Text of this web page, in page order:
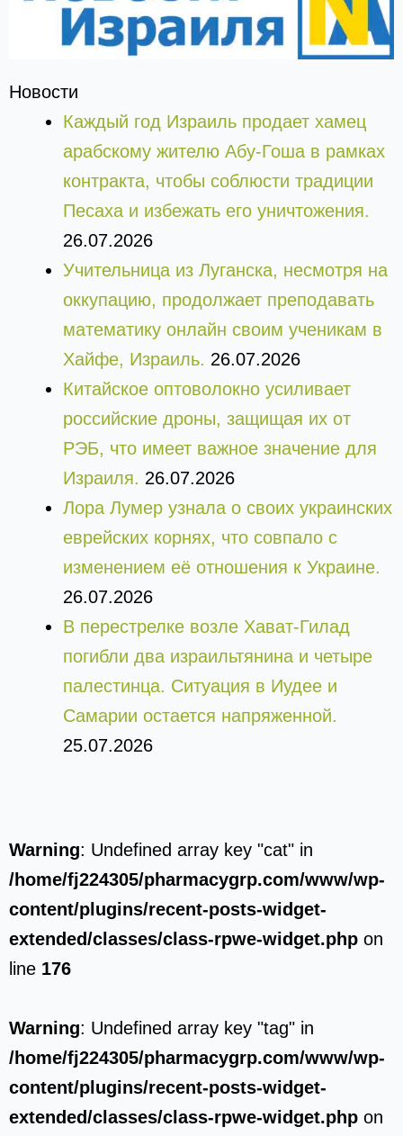
Новости
Каждый год Израиль продает хамец
арабскому жителю Абу-Гоша в рамках
контракта, чтобы соблюсти традиции
Песаха и избежать его уничтожения.
26.07.2026
Учительница из Луганска, несмотря на
оккупацию, продолжает преподавать
математику онлайн своим ученикам в
Хайфе, Израиль. 26.07.2026
Китайское оптоволокно усиливает
российские дроны, защищая их от
РЭБ, что имеет важное значение для
Израиля. 26.07.2026
Лора Лумер узнала о своих украинских
еврейских корнях, что совпало с
изменением её отношения к Украине.
26.07.2026
В перестрелке возле Хават-Гилад
погибли два израильтянина и четыре
палестинца. Ситуация в Иудее и
Самарии остается напряженной.
25.07.2026
Warning: Undefined array key "cat" in
/home/fj224305/pharmacygrp.com/www/wp-
content/plugins/recent-posts-widget-
extended/classes/class-rpwe-widget.php on
line 176
Warning: Undefined array key "tag" in
/home/fj224305/pharmacygrp.com/www/wp-
content/plugins/recent-posts-widget-
extended/classes/class-rpwe-widget.php on